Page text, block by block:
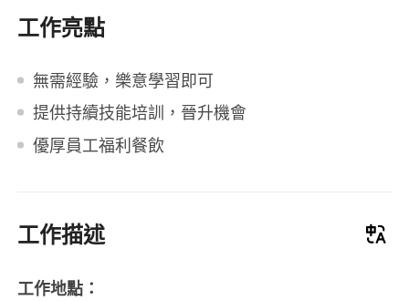
工作亮點
無需經驗，樂意學習即可
提供持續技能培訓，晉升機會
優厚員工福利餐飲
工作描述
工作地點：